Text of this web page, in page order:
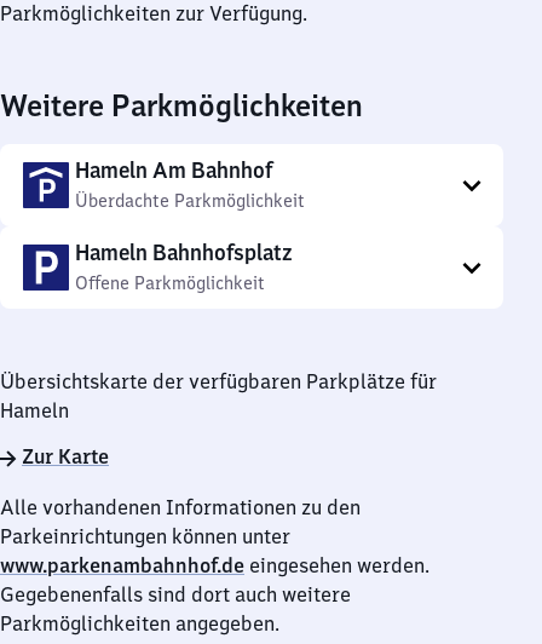
Parkmöglichkeiten zur Verfügung.
Weitere Parkmöglichkeiten
Hameln Am Bahnhof
Überdachte Parkmöglichkeit
Hameln Bahnhofsplatz
Offene Parkmöglichkeit
Übersichtskarte der verfügbaren Parkplätze für
Hameln
Zur Karte
Alle vorhandenen Informationen zu den
Parkeinrichtungen können unter
www.parkenambahnhof.de eingesehen werden.
Gegebenenfalls sind dort auch weitere
Parkmöglichkeiten angegeben.